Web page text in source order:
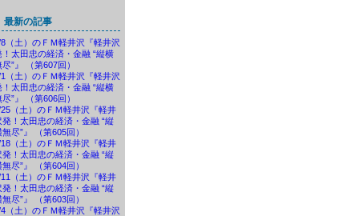
最新の記事
（土）のＦＭ軽井沢『軽井沢
！太田忠の経済・金融 “縦横
尽”』 （第607回）
（土）のＦＭ軽井沢『軽井沢
！太田忠の経済・金融 “縦横
尽”』 （第606回）
（土）のＦＭ軽井沢『軽井
発！太田忠の経済・金融 “縦
無尽”』 （第605回）
（土）のＦＭ軽井沢『軽井
発！太田忠の経済・金融 “縦
無尽”』 （第604回）
（土）のＦＭ軽井沢『軽井
発！太田忠の経済・金融 “縦
無尽”』 （第603回）
（土）のＦＭ軽井沢『軽井沢